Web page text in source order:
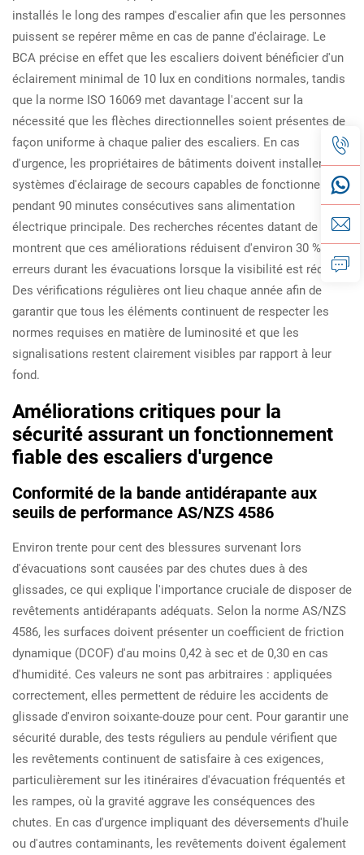
installés le long des rampes d'escalier afin que les personnes
puissent se repérer même en cas de panne d'éclairage. Le
BCA précise en effet que les escaliers doivent bénéficier d'un
éclairement minimal de 10 lux en conditions normales, tandis
que la norme ISO 16069 met davantage l'accent sur la
nécessité que les flèches directionnelles soient présentes de
façon uniforme à chaque palier des escaliers. En cas
d'urgence, les propriétaires de bâtiments doivent installer des
systèmes d'éclairage de secours capables de fonctionner
pendant 90 minutes consécutives sans alimentation
électrique principale. Des recherches récentes datant de 2024
montrent que ces améliorations réduisent d'environ 30 % les
erreurs durant les évacuations lorsque la visibilité est réduite.
Des vérifications régulières ont lieu chaque année afin de
garantir que tous les éléments continuent de respecter les
normes requises en matière de luminosité et que les
signalisations restent clairement visibles par rapport à leur
fond.
Améliorations critiques pour la
sécurité assurant un fonctionnement
fiable des escaliers d'urgence
Conformité de la bande antidérapante aux
seuils de performance AS/NZS 4586
Environ trente pour cent des blessures survenant lors
d'évacuations sont causées par des chutes dues à des
glissades, ce qui explique l'importance cruciale de disposer de
revêtements antidérapants adéquats. Selon la norme AS/NZS
4586, les surfaces doivent présenter un coefficient de friction
dynamique (DCOF) d'au moins 0,42 à sec et de 0,30 en cas
d'humidité. Ces valeurs ne sont pas arbitraires : appliquées
correctement, elles permettent de réduire les accidents de
glissade d'environ soixante-douze pour cent. Pour garantir une
sécurité durable, des tests réguliers au pendule vérifient que
les revêtements continuent de satisfaire à ces exigences,
particulièrement sur les itinéraires d'évacuation fréquentés et
les rampes, où la gravité aggrave les conséquences des
chutes. En cas d'urgence impliquant des déversements d'huile
ou d'autres contaminants, les revêtements doivent également